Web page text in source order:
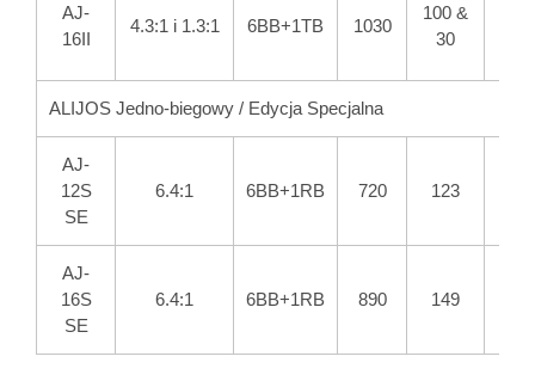
AJ-
16II
4.3:1 i 1.3:1 6BB+1TB 1030
100 &
30
ALIJOS Jedno-biegowy / Edycja Specjalna
AJ-
12S
SE
6.4:1 6BB+1RB 720 123
AJ-
16S
SE
6.4:1 6BB+1RB 890 149